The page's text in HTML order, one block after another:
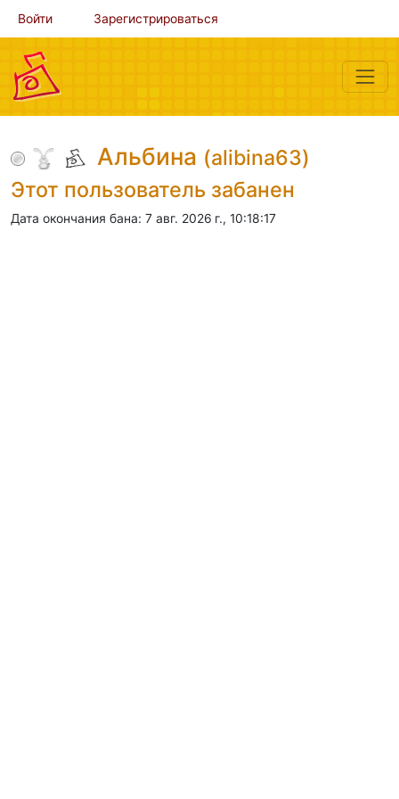
Войти Зарегистрироваться
Альбина (alibina63)
Этот пользователь забанен
Дата окончания бана: 7 авг. 2026 г., 10:18:17